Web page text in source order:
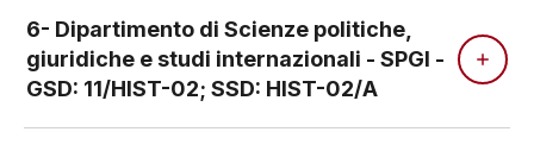
6- Dipartimento di Scienze politiche,
giuridiche e studi internazionali - SPGI -
GSD: 11/HIST-02; SSD: HIST-02/A